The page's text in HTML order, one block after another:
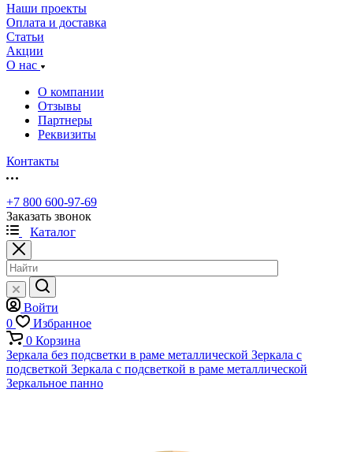
Наши проекты
Оплата и доставка
Статьи
Акции
О нас
О компании
Отзывы
Партнеры
Реквизиты
Контакты
+7 800 600-97-69
Заказать звонок
Каталог
Войти
0
Избранное
0 Корзина
Зеркала без подсветки в раме металлической Зеркала с
подсветкой Зеркала с подсветкой в раме металлической
Зеркальное панно